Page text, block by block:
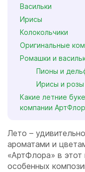
Васильки
Ирисы
Колокольчики
Оригинальные
Ромашки и
Пионы и
Ирисы и розы
Какие летние
компании
Лето –
ароматами и
«АртФлора» в
особенных